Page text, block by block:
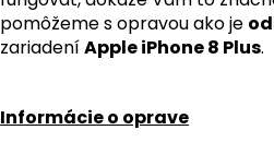
pomôžeme s opravou ako je
zariadeníApple iPhone 8 Plus.
Informácie o oprave